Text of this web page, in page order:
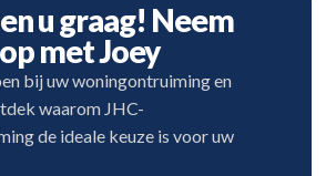
u graag! Neem
met Joey
bij uw woningontruiming en
waarom JHC-
de ideale keuze is voor uw